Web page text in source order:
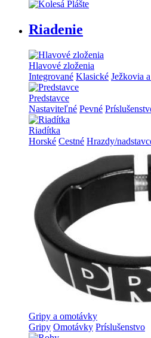
Riadenie
Hlavové zloženia
Integrované Klasické Ježkovia
Predstavce
Nastaviteľné Pevné
Riadítka
Horské Cestné Hrazdy/
Gripy a omotávky
Gripy Omotávky Príslušenstvo